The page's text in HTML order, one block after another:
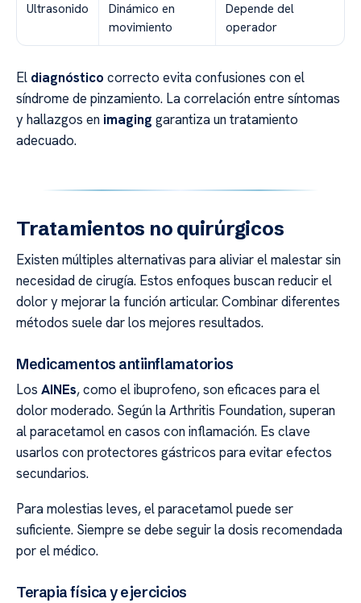
Ultrasonido
Dinámico en
movimiento
Depende del
operador
El diagnóstico correcto evita confusiones con el
síndrome de pinzamiento. La correlación entre síntomas
y hallazgos en imaging garantiza un tratamiento
adecuado.
Tratamientos no quirúrgicos
Existen múltiples alternativas para aliviar el malestar sin
necesidad de cirugía. Estos enfoques buscan reducir el
dolor y mejorar la función articular. Combinar diferentes
métodos suele dar los mejores resultados.
Medicamentos antiinflamatorios
Los AINEs, como el ibuprofeno, son eficaces para el
dolor moderado. Según la Arthritis Foundation, superan
al paracetamol en casos con inflamación. Es clave
usarlos con protectores gástricos para evitar efectos
secundarios.
Para molestias leves, el paracetamol puede ser
suficiente. Siempre se debe seguir la dosis recomendada
por el médico.
Terapia física y ejercicios